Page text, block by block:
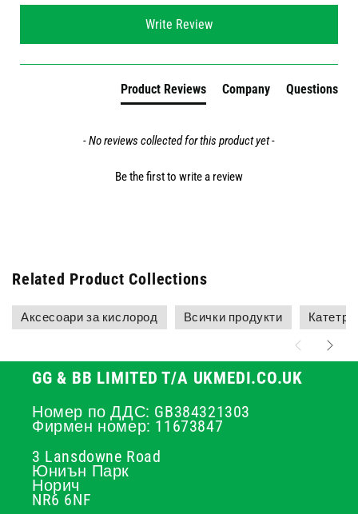
Write Review
Product Reviews Company Questions
- No reviews collected for this product yet -
Be the first to write a review
Related Product Collections
Аксесоари за кислород Всички продукти
GG & BB LIMITED T/A UKMEDI.CO.UK
Номер по ДДС: GB384321303
Фирмен номер: 11673847
3 Lansdowne Road
Юниън Парк
Норич
NR6 6NF